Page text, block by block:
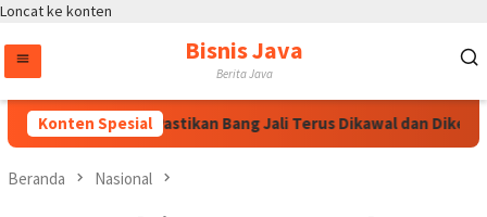
Loncat ke konten
Bisnis Java
Berita Java
Konten Spesial
Puspayoga Pastikan Bang Jali Terus Dikawal dan
Beranda Nasional